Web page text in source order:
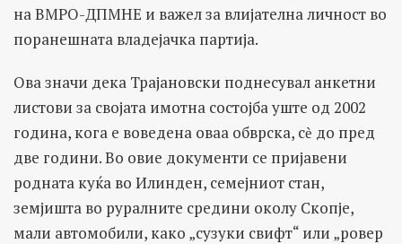
на ВМРО-ДПМНЕ и важел за влијателна личност во
поранешната владејачка партија.
Ова значи дека Трајановски поднесувал анкетни
листови за својата имотна состојба уште од 2002
година, кога е воведена оваа обврска, сѐ до пред
две години. Во овие документи се пријавени
родната куќа во Илинден, семејниот стан,
земјишта во руралните средини околу Скопје,
мали автомобили, како „сузуки свифт“ или „ровер